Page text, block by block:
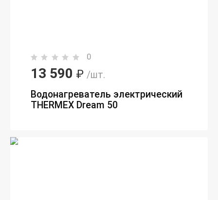
0
13 590 ₽ /шт.
Водонагреватель электрический
THERMEX Dream 50